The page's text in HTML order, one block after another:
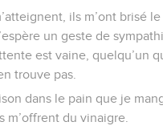
ils m’ont brisé
un geste de
est vaine, quelqu’un
trouve pas.
dans le pain que je
m’offrent du vinaigre.